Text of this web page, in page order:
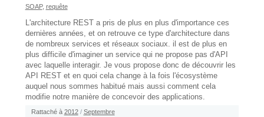
SOAP, requête
L'architecture REST a pris de plus en plus d'importance ces
dernières années, et on retrouve ce type d'architecture dans
de nombreux services et réseaux sociaux. il est de plus en
plus difficile d'imaginer un service qui ne propose pas d'API
avec laquelle interagir. Je vous propose donc de découvrir les
API REST et en quoi cela change à la fois l'écosystème
auquel nous sommes habitué mais aussi comment cela
modifie notre manière de concevoir des applications.
Rattaché à 2012 / Septembre